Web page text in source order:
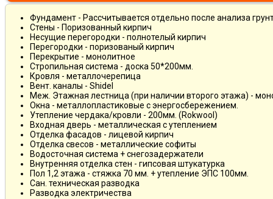
Фундамент - Рассчитывается отдельно после анализа
Стены - Поризованный кирпич
Несущие перегородки - полнотелый кирпич
Перегородки - поризованый кирпич
Перекрытие - монолитное
Стропильная система - доска 50*200мм.
Кровля - металлочерепица
Вент. каналы - Shidel
Меж. Этажная лестница (при наличии второго этажа) -
Окна - металлопластиковые с энергосбережением.
Утепление чердака/кровли - 200мм. (Rokwool)
Входная дверь - металлическая с утеплением
Отделка фасадов - лицевой кирпич
Отделка свесов - металлические софиты
Водосточная система + снегозадержатели
Внутренняя отделка стен - гипсовая штукатурка
Пол 1,2 этажа - стяжка 70 мм. + утепление ЭПС 100мм.
Сан. техническая разводка
Разводка электричества